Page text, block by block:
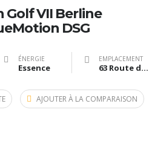
VII Berline
DSG
ÉNERGIE
Essence
EMPLACEMENT
63 Route de Bazas, Langon, France
AJOUTER À LA COMPARAISON